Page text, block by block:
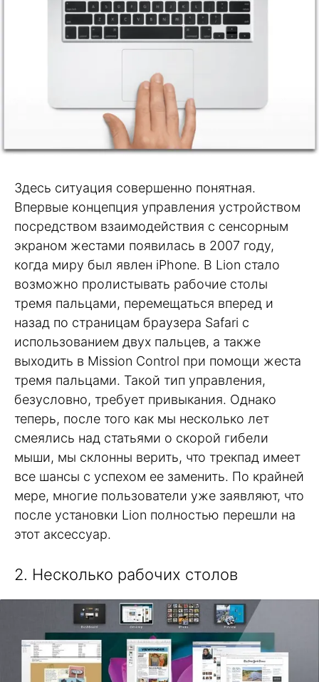
Здесь ситуация совершенно понятная.
Впервые концепция управления устройством
посредством взаимодействия с сенсорным
экраном жестами появилась в 2007 году,
когда миру был явлен iPhone. В Lion стало
возможно пролистывать рабочие столы
тремя пальцами, перемещаться вперед и
назад по страницам браузера Safari с
использованием двух пальцев, а также
выходить в Mission Control при помощи жеста
тремя пальцами. Такой тип управления,
безусловно, требует привыкания. Однако
теперь, после того как мы несколько лет
смеялись над статьями о скорой гибели
мыши, мы склонны верить, что трекпад имеет
все шансы с успехом ее заменить. По крайней
мере, многие пользователи уже заявляют, что
после установки Lion полностью перешли на
этот аксессуар.
2. Несколько рабочих столов